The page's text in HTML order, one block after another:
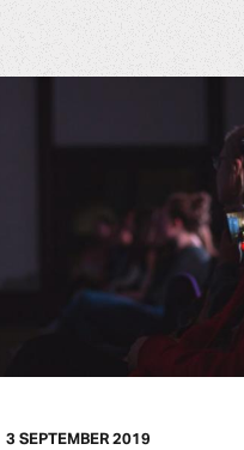
3 SEPTEMBER 2019